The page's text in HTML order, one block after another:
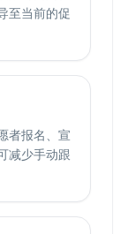
至当前的促
者报名、宣
减少手动跟